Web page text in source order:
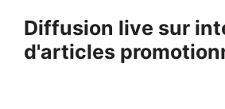
contenu
Diffusion live sur
d'articles